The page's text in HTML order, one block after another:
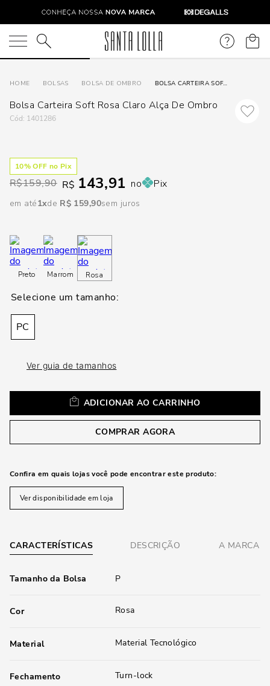
O que você está procurando?
BOLSAS BOLSA DE OMBRO BOLSA CARTEIRA SOFT ROSA CLARO ALÇA DE OMBRO
Bolsa Carteira Soft Rosa Claro Alça De Ombro
: 1401286
10% OFF no Pix
R$159,90 R$ 143,91 no Pix
em até1 R$ 159,90sem juros
Preto Marrom Rosa
PC
Ver guia de tamanhos
ADICIONAR AO CARRINHO
COMPRAR AGORA
Confira em quais lojas você pode encontrar este produto:
Ver disponibilidade em loja
CARACTERÍSTICAS DESCRIÇÃO A MARCA
Tamanho da Bolsa P
Cor Rosa
Material Material Tecnológico
Fechamento Turn-lock